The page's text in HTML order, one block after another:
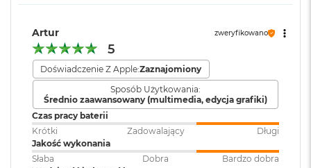
i
2
5
6
G
B
M
a
c
B
Chip
Apple M5
Apple M5 (10-rdzeniowy procesor CPU + 10-rdzeniowy procesor
GPU + 16-rdzeniowy system Neural Engine)
Akceleratory Neural Accelerator
Sprzętowa akceleracja ray tracingu
153 GB/s przepustowości pamięci
Klawiatura
numeryczna
klawiatura:
TAK
Touch ID:
Artur zweryfikowano
5
Doświadczenie Z Apple:Zaznajomiony
Sposób Użytkowania:
Średnio zaawansowany (multimedia, edycja grafiki)
Czas pracy baterii
Krótki
Zadowalający
Długi
Jakość wykonania
Słaba
Dobra
Bardzo dobra